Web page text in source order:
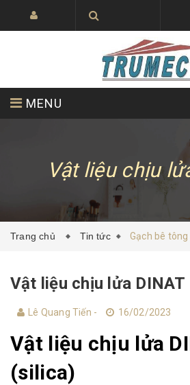
MENU
SẢN
DỰ ÁN ĐÃ THỰC HIỆN
Vật liệu chịu
Trang chủ Tin tức Gạch bê
Vật liệu chịu lửa DINAT
Lê Quang Tiến - 16/02/2023
Vật liệu chịu lửa
(silica)